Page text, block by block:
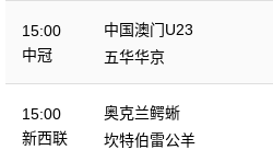
15:00
中冠
中国澳门U23
五华华京
15:00
新西联
奥克兰鳄蜥
坎特伯雷公羊